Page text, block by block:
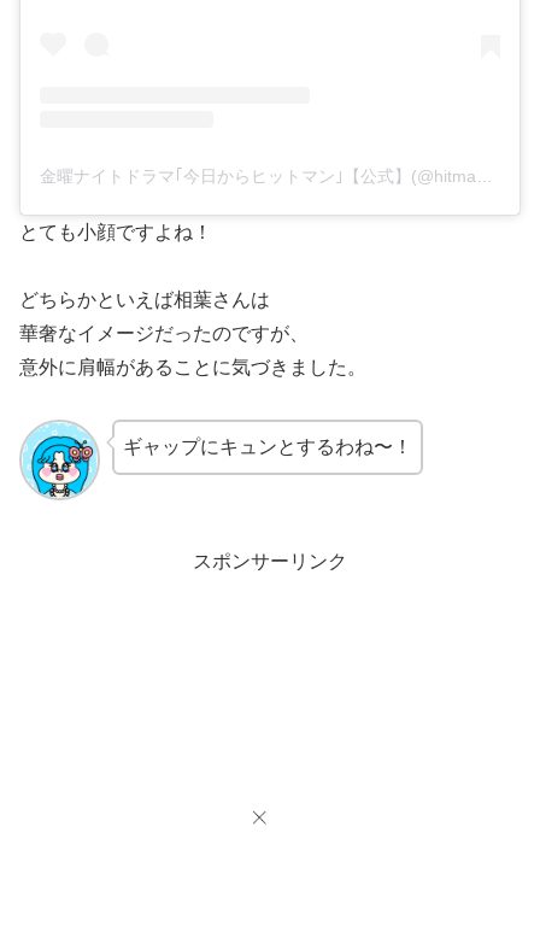
とても小顔ですよね！
どちらかといえば相葉さんは
華奢なイメージだったのですが、
意外に肩幅があることに気づきました。
ギャップにキュンとするわね〜！
スポンサーリンク